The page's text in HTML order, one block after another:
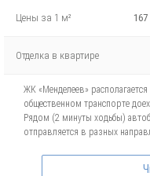
Цены за 1 м²
Отделка в квартире
ЖК «Менделеев»
общественном транспорте
Рядом (2 минуты ходьбы)
отправляется в разных